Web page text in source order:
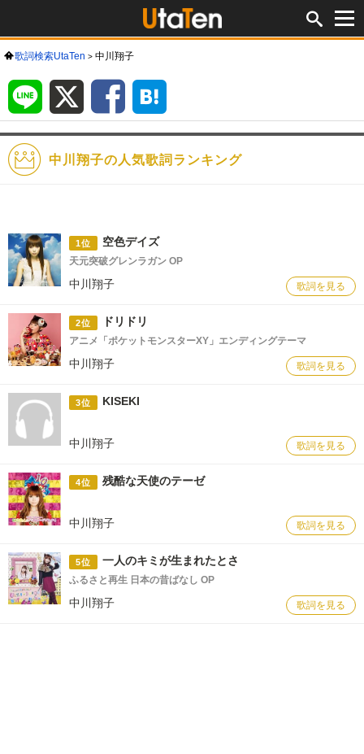
歌詞検索UtaTen 中川翔子
LINE Facebook
ク
ー
中川翔子の人気歌詞ランキング
1位 空色デイズ
天元突破グレンラガン OP
中川翔子 歌詞を見る
2位 ドリドリ
アニメ「ポケットモンスターXY」エンディングテーマ
中川翔子 歌詞を見る
3位 KISEKI
中川翔子 歌詞を見る
4位 残酷な天使のテーゼ
中川翔子 歌詞を見る
5位 一人のキミが生まれたとさ
ふるさと再生 日本の昔ばなし OP
中川翔子 歌詞を見る